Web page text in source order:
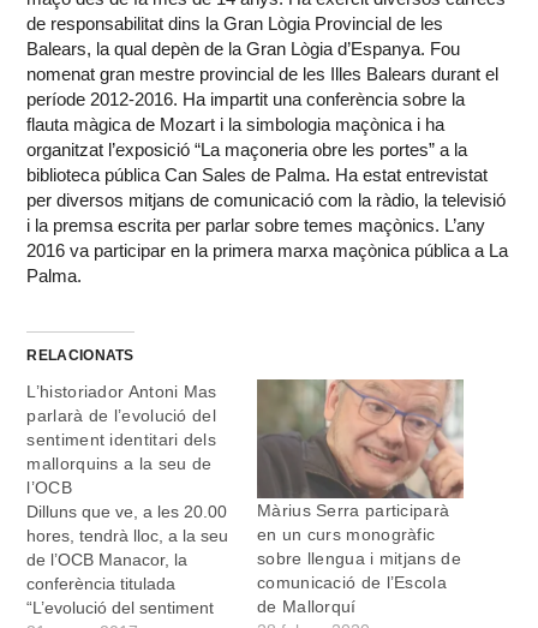
de responsabilitat dins la Gran Lògia Provincial de les
Balears, la qual depèn de la Gran Lògia d’Espanya. Fou
nomenat gran mestre provincial de les Illes Balears durant el
període 2012-2016. Ha impartit una conferència sobre la
flauta màgica de Mozart i la simbologia maçònica i ha
organitzat l’exposició “La maçoneria obre les portes” a la
biblioteca pública Can Sales de Palma. Ha estat entrevistat
per diversos mitjans de comunicació com la ràdio, la televisió
i la premsa escrita per parlar sobre temes maçònics. L’any
2016 va participar en la primera marxa maçònica pública a La
Palma.
RELACIONATS
L’historiador Antoni Mas
parlarà de l’evolució del
sentiment identitari dels
mallorquins a la seu de
l’OCB
Dilluns que ve, a les 20.00
hores, tendrà lloc, a la seu
de l’OCB Manacor, la
conferència titulada
“L’evolució del sentiment
Màrius Serra participarà
en un curs monogràfic
sobre llengua i mitjans de
comunicació de l’Escola
de Mallorquí